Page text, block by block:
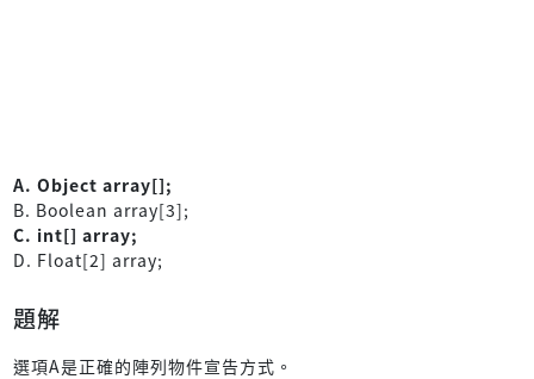
A. Object array[];
B. Boolean array[3];
C. int[] array;
D. Float[2] array;
題解
選項A是正確的陣列物件宣告方式。